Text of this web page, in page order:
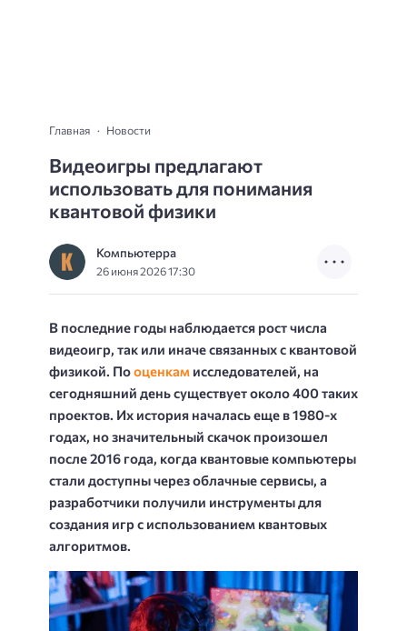
Главная Новости
Видеоигры предлагают
использовать для понимания
квантовой физики
Компьютерра
26 июня 2026 17:30
В последние годы наблюдается рост числа
видеоигр, так или иначе связанных с квантовой
физикой. Пооценкам исследователей, на
сегодняшний день существует около 400 таких
проектов. Их история началась еще в 1980-х
годах, но значительный скачок произошел
после 2016 года, когда квантовые компьютеры
стали доступны через облачные сервисы, а
разработчики получили инструменты для
создания игр с использованием квантовых
алгоритмов.